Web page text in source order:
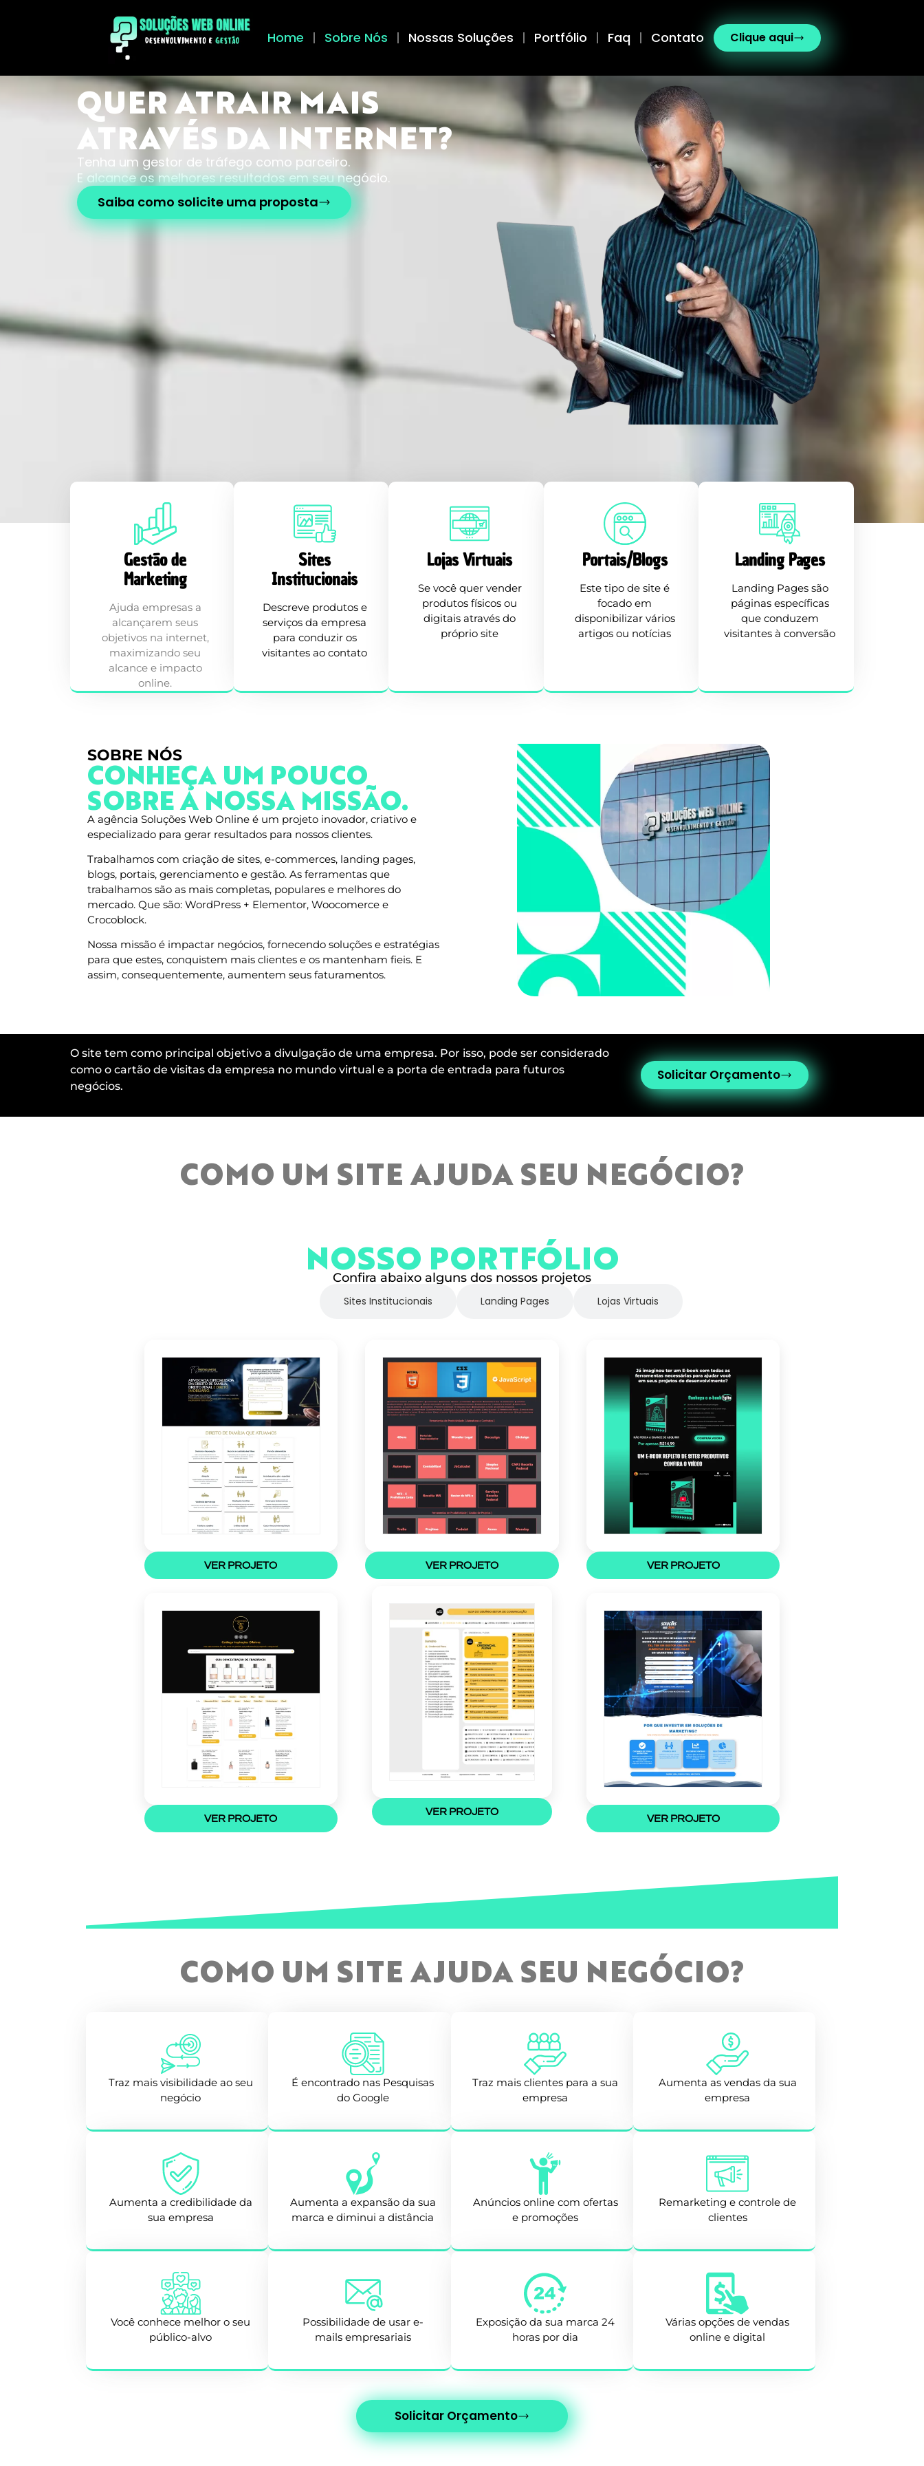
Home Sobre Nós Nossas Soluções Portfólio Faq Contato Clique aqui
QUER ATRAIR MAIS
ATRAVÉS DA INTERNET?
Tenha um gestor de tráfego como parceiro.
E alcance os melhores resultados em seu negócio.
Saiba como solicite uma proposta
Gestão de
Marketing
Ajuda empresas a
alcançarem seus
objetivos na internet,
maximizando seu
alcance e impacto
online.
Sites
Institucionais
Descreve produtos e
serviços da empresa
para conduzir os
visitantes ao contato
Lojas Virtuais
Se você quer vender
produtos físicos ou
digitais através do
próprio site
Portais/Blogs
Este tipo de site é
focado em
disponibilizar vários
artigos ou notícias
Landing Pages
Landing Pages são
páginas específicas
que conduzem
visitantes à conversão
SOBRE NÓS
CONHEÇA UM POUCO
SOBRE A NOSSA MISSÃO.
A agência Soluções Web Online é um projeto inovador, criativo e
especializado para gerar resultados para nossos clientes.
Trabalhamos com criação de sites, e-commerces, landing pages,
blogs, portais, gerenciamento e gestão. As ferramentas que
trabalhamos são as mais completas, populares e melhores do
mercado. Que são: WordPress + Elementor, Woocomerce e
Crocoblock.
Nossa missão é impactar negócios, fornecendo soluções e estratégias
para que estes, conquistem mais clientes e os mantenham fieis. E
assim, consequentemente, aumentem seus faturamentos.
O site tem como principal objetivo a divulgação de uma empresa. Por isso, pode ser considerado
como o cartão de visitas da empresa no mundo virtual e a porta de entrada para futuros
negócios.
Solicitar Orçamento
COMO UM SITE AJUDA SEU NEGÓCIO?
NOSSO PORTFÓLIO
Confira abaixo alguns dos nossos projetos
Sites Institucionais Landing Pages Lojas Virtuais
VER PROJETO
VER PROJETO
VER PROJETO
VER PROJETO
VER PROJETO
VER PROJETO
COMO UM SITE AJUDA SEU NEGÓCIO?
Traz mais visibilidade ao seu
negócio
É encontrado nas Pesquisas
do Google
Traz mais clientes para a sua
empresa
Aumenta as vendas da sua
empresa
Aumenta a credibilidade da
sua empresa
Aumenta a expansão da sua
marca e diminui a distância
Anúncios online com ofertas
e promoções
Remarketing e controle de
clientes
Você conhece melhor o seu
público-alvo
Possibilidade de usar e-
mails empresariais
Exposição da sua marca 24
horas por dia
Várias opções de vendas
online e digital
Solicitar Orçamento